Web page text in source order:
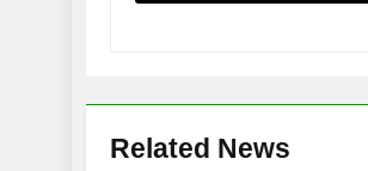
Related News